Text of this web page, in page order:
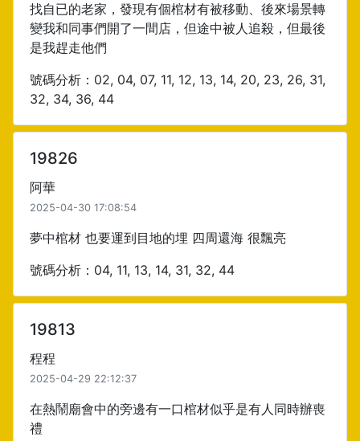
找自已的老家，發現有個棺材有被移動、後來場景轉
變我和同事們開了一間店，但途中被人追殺，但最後
是我趕走他們
號碼分析：02, 04, 07, 11, 12, 13, 14, 20, 23, 26, 31,
32, 34, 36, 44
19826
阿華
2025-04-30 17:08:54
夢中棺材 也要運到目地的埋 四周還海 很飄亮
號碼分析：04, 11, 13, 14, 31, 32, 44
19813
程程
2025-04-29 22:12:37
在熱鬧廟會中的旁邊有一口棺材似乎是有人同時辦喪
禮